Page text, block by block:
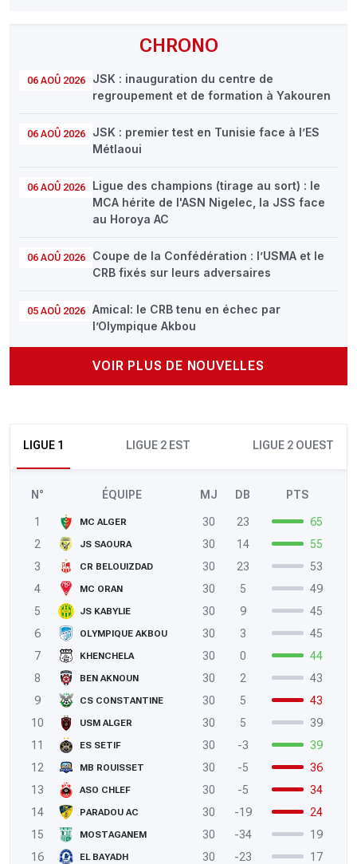
CHRONO
06 AOÛ 2026
JSK : inauguration du centre de
regroupement et de formation à Yakouren
06 AOÛ 2026
JSK : premier test en Tunisie face à l’ES
Métlaoui
06 AOÛ 2026
Ligue des champions (tirage au sort) : le
MCA hérite de l'ASN Nigelec, la JSS face
au Horoya AC
06 AOÛ 2026
Coupe de la Confédération : l’USMA et le
CRB fixés sur leurs adversaires
05 AOÛ 2026
Amical: le CRB tenu en échec par
l’Olympique Akbou
VOIR PLUS DE NOUVELLES
LIGUE 1 LIGUE 2 EST LIGUE 2 OUEST
N° ÉQUIPE MJ DB PTS
1 MC ALGER 30 23
65
2
JS SAOURA 30 14
55
3
CR BELOUIZDAD 30 23
53
4
MC ORAN 30 5
49
5
JS KABYLIE 30 9
45
6
OLYMPIQUE AKBOU 30 3
45
7
KHENCHELA 30 0
44
8
BEN AKNOUN 30 2
43
9
CS CONSTANTINE 30 5
43
10
USM ALGER 30 5
39
11
ES SETIF 30 -3
39
12
MB ROUISSET 30 -5
36
13
ASO CHLEF 30 -5
34
14
PARADOU AC 30 -19
24
15
MOSTAGANEM 30 -34
19
16
EL BAYADH 30 -23 17